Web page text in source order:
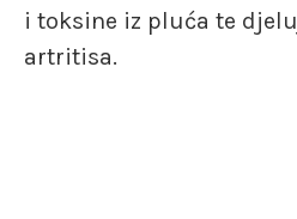
i toksine iz pluća te
artritisa.